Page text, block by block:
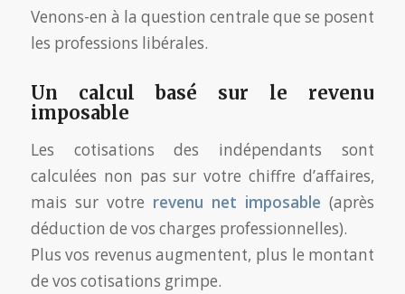
Venons-en à la question centrale que se posent
les professions libérales.
Un calcul basé sur le revenu
imposable
Les cotisations des indépendants sont
calculées non pas sur votre chiffre d’affaires,
mais sur votre revenu net imposable (après
déduction de vos charges professionnelles).
Plus vos revenus augmentent, plus le montant
de vos cotisations grimpe.